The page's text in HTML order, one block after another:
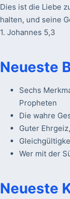
Dies ist die Liebe
halten, und seine
1. Johannes 5,3
Neueste
Sechs
Propheten
Die wahre
Guter
Wer mit der
Neueste